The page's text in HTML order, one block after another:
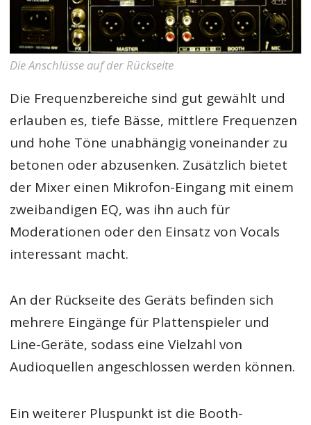
Die Anschlüsse auf der Rückseite
Die Frequenzbereiche sind gut gewählt und
erlauben es, tiefe Bässe, mittlere Frequenzen
und hohe Töne unabhängig voneinander zu
betonen oder abzusenken. Zusätzlich bietet
der Mixer einen Mikrofon-Eingang mit einem
zweibandigen EQ, was ihn auch für
Moderationen oder den Einsatz von Vocals
interessant macht.
An der Rückseite des Geräts befinden sich
mehrere Eingänge für Plattenspieler und
Line-Geräte, sodass eine Vielzahl von
Audioquellen angeschlossen werden können.
Ein weiterer Pluspunkt ist die Booth-